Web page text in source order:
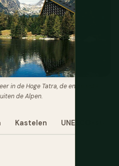
in de Hoge Tatra, de enige echt
de Alpen.
Kastelen UNESCO-